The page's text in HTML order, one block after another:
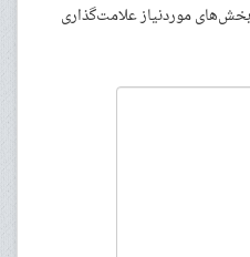
بخش‌های موردنیاز علامت‌گذاری